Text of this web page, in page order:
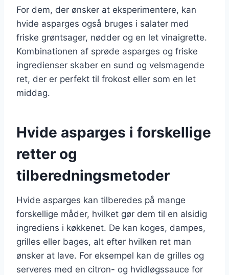
For dem, der ønsker at eksperimentere, kan
hvide asparges også bruges i salater med
friske grøntsager, nødder og en let vinaigrette.
Kombinationen af sprøde asparges og friske
ingredienser skaber en sund og velsmagende
ret, der er perfekt til frokost eller som en let
middag.
Hvide asparges i forskellige
retter og
tilberedningsmetoder
Hvide asparges kan tilberedes på mange
forskellige måder, hvilket gør dem til en alsidig
ingrediens i køkkenet. De kan koges, dampes,
grilles eller bages, alt efter hvilken ret man
ønsker at lave. For eksempel kan de grilles og
serveres med en citron- og hvidløgssauce for